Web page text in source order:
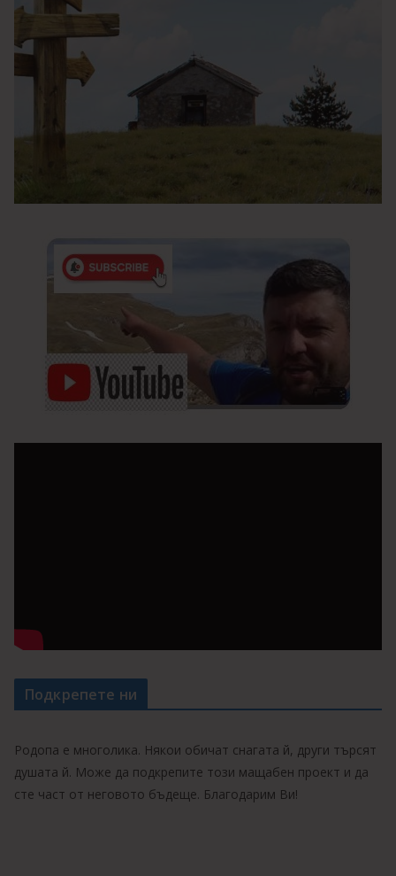
Подкрепете ни
Родопа е многолика. Някои обичат снагата й, други търсят
душата й. Може да подкрепите този мащабен проект и да
сте част от неговото бъдеще. Благодарим Ви!